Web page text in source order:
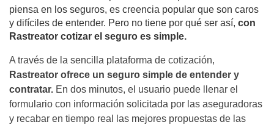
piensa en los seguros, es creencia popular que son caros
y difíciles de entender. Pero no tiene por qué ser así, con
Rastreator cotizar el seguro es simple.
A través de la sencilla plataforma de cotización,
Rastreator ofrece un seguro simple de entender y
contratar. En dos minutos, el usuario puede llenar el
formulario con información solicitada por las aseguradoras
y recabar en tiempo real las mejores propuestas de las